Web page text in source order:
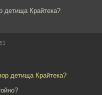
детища Крайтека?
детища Крайтека?